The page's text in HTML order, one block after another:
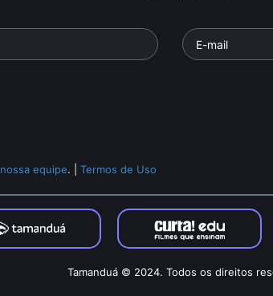
nossa equipe. |Termos de Uso
Tamanduá © 2024. Todos os direitos